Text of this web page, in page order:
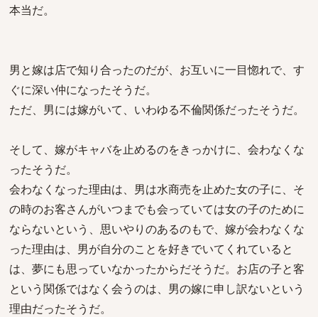
本当だ。
男と嫁は店で知り合ったのだが、お互いに一目惚れで、す
ぐに深い仲になったそうだ。
ただ、男には嫁がいて、いわゆる不倫関係だったそうだ。
そして、嫁がキャバを止めるのをきっかけに、会わなくな
ったそうだ。
会わなくなった理由は、男は水商売を止めた女の子に、そ
の時のお客さんがいつまでも会っていては女の子のために
ならないという、思いやりのあるのもで、嫁が会わなくな
った理由は、男が自分のことを好きでいてくれていると
は、夢にも思っていなかったからだそうだ。お店の子と客
という関係ではなく会うのは、男の嫁に申し訳ないという
理由だったそうだ。